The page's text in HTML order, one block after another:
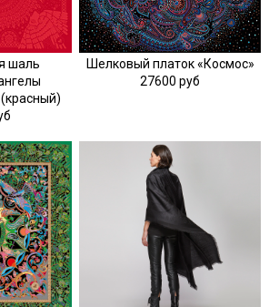
шаль
Шелковый платок «Космос»
27600 руб